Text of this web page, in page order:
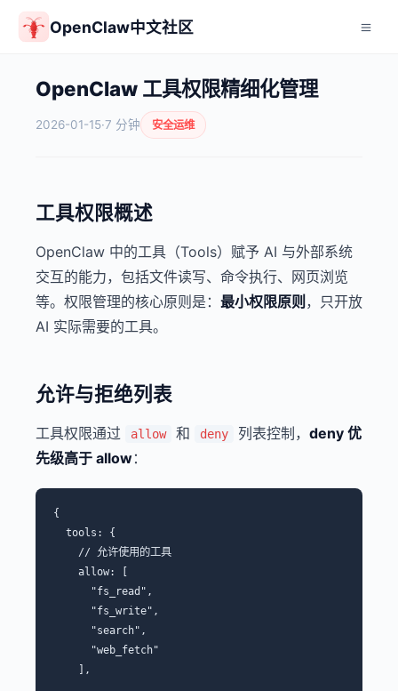
OpenClaw中文社区
OpenClaw 工具权限精细化管理
2026-01-15·7 分钟 安全运维
工具权限概述
OpenClaw 中的工具（Tools）赋予 AI 与外部系统
交互的能力，包括文件读写、命令执行、网页浏览
等。权限管理的核心原则是： 最小权限原则 ，只开放
AI 实际需要的工具。
允许与拒绝列表
工具权限通过 allow 和 deny 列表控制， deny 优
先级高于 allow：
{
  tools: {
    // 允许使用的工具
    allow: [
      "fs_read",
      "fs_write",
      "search",
      "web_fetch"
    ],